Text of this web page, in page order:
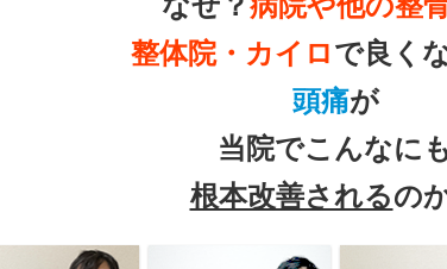
なぜ？病院や他の整
整体院・カイロで良く
頭痛が
当院でこんなに
根本改善されるの